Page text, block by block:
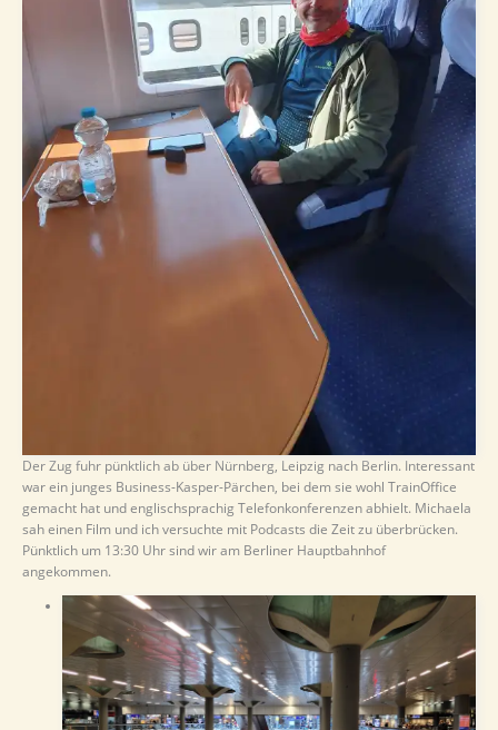
Der Zug fuhr pünktlich ab über Nürnberg, Leipzig nach Berlin. Interessant
war ein junges Business-Kasper-Pärchen, bei dem sie wohl TrainOffice
gemacht hat und englischsprachig Telefonkonferenzen abhielt. Michaela
sah einen Film und ich versuchte mit Podcasts die Zeit zu überbrücken.
Pünktlich um 13:30 Uhr sind wir am Berliner Hauptbahnhof
angekommen.